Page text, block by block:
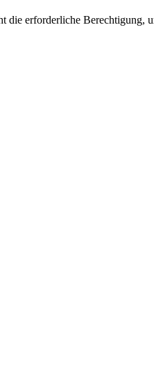
erforderliche Berechtigung,